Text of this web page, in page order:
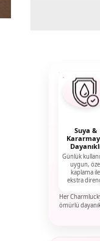
Suya &
Günlük
uygun,
kaplama ile
ekstra
Her
ömürlü